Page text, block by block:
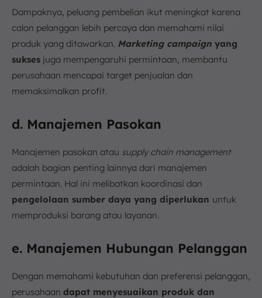
Dampaknya, peluang pembelian ikut meningkat karena
calon pelanggan lebih percaya dan memahami nilai
produk yang ditawarkan. Marketing campaign yang
sukses juga mempengaruhi permintaan, membantu
perusahaan mencapai target penjualan dan
memaksimalkan profit.
d. Manajemen Pasokan
Manajemen pasokan atau supply chain management
adalah bagian penting lainnya dari manajemen
permintaan. Hal ini melibatkan koordinasi dan
pengelolaan sumber daya yang diperlukan untuk
memproduksi barang atau layanan.
e. Manajemen Hubungan Pelanggan
Dengan memahami kebutuhan dan preferensi pelanggan,
perusahaan dapat menyesuaikan produk dan